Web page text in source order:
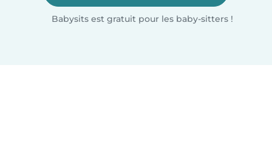
Babysits est gratuit pour les baby-sitters !